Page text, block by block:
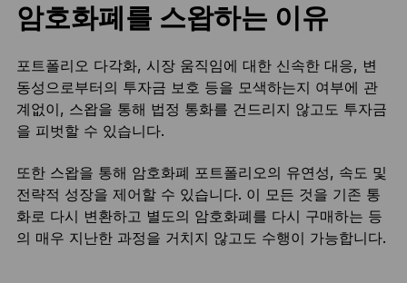
암호화폐를 스왑하는 이유
포트폴리오 다각화, 시장 움직임에 대한 신속한 대응, 변
동성으로부터의 투자금 보호 등을 모색하는지 여부에 관
계없이, 스왑을 통해 법정 통화를 건드리지 않고도 투자금
을 피벗할 수 있습니다.
또한 스왑을 통해 암호화폐 포트폴리오의 유연성, 속도 및
전략적 성장을 제어할 수 있습니다. 이 모든 것을 기존 통
화로 다시 변환하고 별도의 암호화폐를 다시 구매하는 등
의 매우 지난한 과정을 거치지 않고도 수행이 가능합니다.